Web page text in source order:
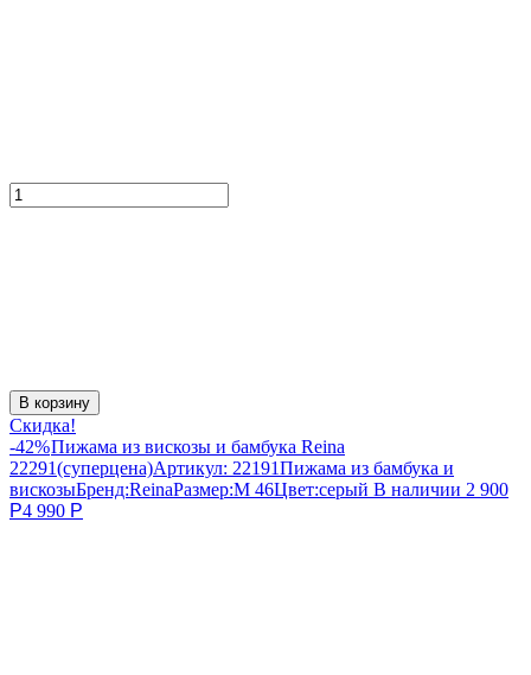
В корзину
Скидка!
-42%Пижама из вискозы и бамбука Reina
22291(суперцена)Артикул: 22191Пижама из бамбука и
вискозыБренд:ReinaРазмер:M 46Цвет:серый В наличии 2 900
Р4 990 Р